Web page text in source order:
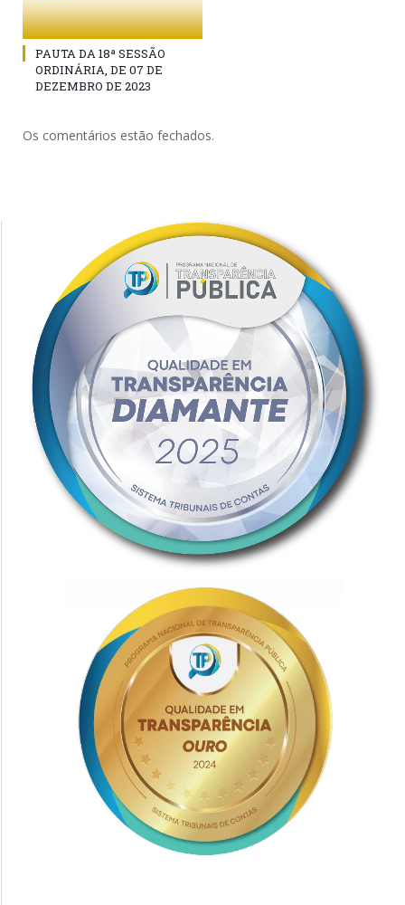
PAUTA DA 18ª SESSÃO
ORDINÁRIA, DE 07 DE
DEZEMBRO DE 2023
Os comentários estão fechados.